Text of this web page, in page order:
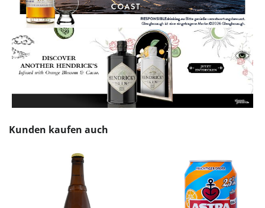
Produktgalerie überspringen
Kunden kaufen auch